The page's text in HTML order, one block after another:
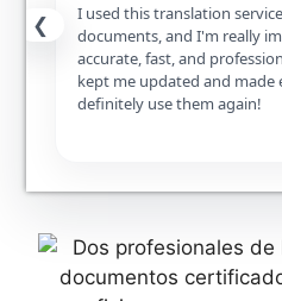
❮
I used this translation
documents, and I'm really
accurate, fast, and
kept me updated and made
definitely use them again!